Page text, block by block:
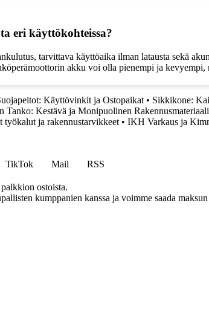
eri käyttökohteissa?
tarvittava käyttöaika ilman latausta sekä
akku voi olla pienempi ja
Käyttövinkit ja Ostopaikat • Sikkikone:
Tanko: Kestävä ja Monipuolinen Rakennusmateriaali
työkalut ja rakennustarvikkeet • IKH Varkaus ja
TikTok Mail
RSS
ostoista.
kumppanien kanssa ja voimme saada